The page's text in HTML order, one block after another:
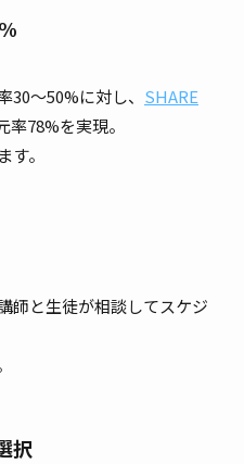
〜50%に対し、 SHARE
78%を実現。
。
師と生徒が相談してスケジ
択